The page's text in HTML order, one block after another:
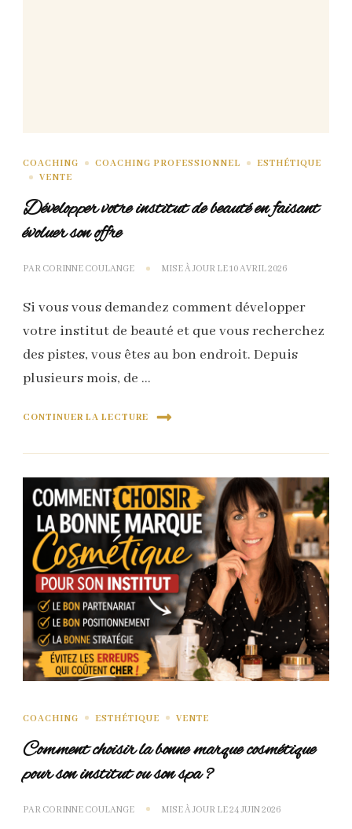
COACHING COACHING PROFESSIONNEL
ESTHÉTIQUE
VENTE
Développer votre institut de beauté en faisant
évoluer son offre
PAR CORINNE COULANGE MISE À JOUR LE10 AVRIL 2026
Si vous vous demandez comment développer
votre institut de beauté et que vous recherchez
des pistes, vous êtes au bon endroit. Depuis
plusieurs mois, de …
CONTINUER LA LECTURE
COACHING ESTHÉTIQUE VENTE
Comment choisir la bonne marque cosmétique
pour son institut ou son spa ?
PAR CORINNE COULANGE MISE À JOUR LE24 JUIN 2026